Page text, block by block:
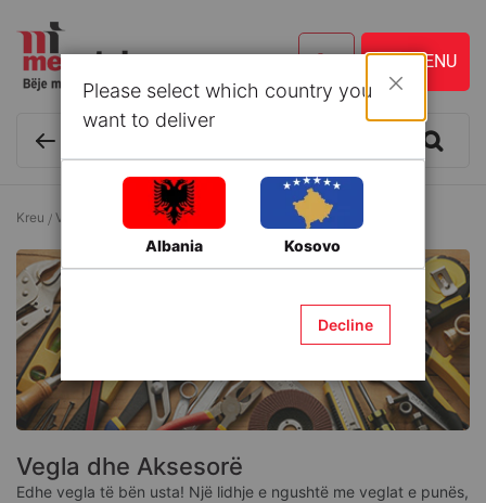
Kreu Vegla dhe Aksesorë
Vegla dhe Aksesorë
Edhe vegla të bën usta! Një lidhje e ngushtë me veglat e punës,
Please select which country you
want to deliver
Albania Kosovo
Decline